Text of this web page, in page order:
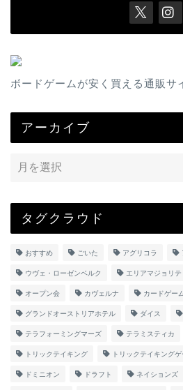
ボードゲームが安く買える通販サ
アーカイブ
タグクラウド
おすすめ ごいた アグリコラ
ウヴェ・ローゼンベルク エリアマジョリテ
オープン会 カヴェルナ カードゲー
グランドオーストリアホテル ダイス
テラフォーミングマーズ テラミスティカ
トリックテイキング トリックテイキングゲ
ドミニオン ドラフト ネイションズ